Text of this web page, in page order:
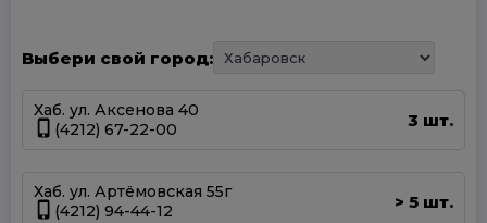
Выбери свой город:
Хаб. ул. Аксенова 40
(4212) 67-22-00
3 шт.
Хаб. ул. Артёмовская 55г
(4212) 94-44-12
> 5 шт.